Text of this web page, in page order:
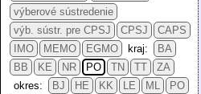
výberové sústredenie
výb. sústr. pre CPSJ
CPSJ
CAPS
IMO
MEMO EGMO kraj:
BA
BB
KE NR PO TN TT
ZA
okres:
BJ HE KK LE ML
PO